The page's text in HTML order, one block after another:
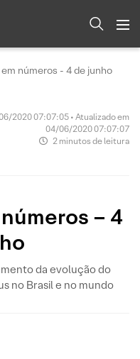
números - 4 de junho
2020 07:07:05 • Atualizado em
04/06/2020 07:07:07
2 minutos de leitura
– 4
da evolução do
no Brasil e no mundo